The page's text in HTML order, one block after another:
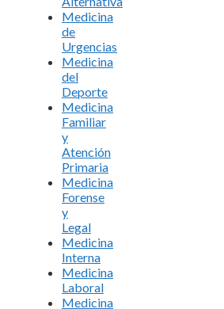
Medicina
de
Urgencias
Medicina
del
Deporte
Medicina
Familiar
y
Atención
Primaria
Medicina
Forense
y
Legal
Medicina
Interna
Medicina
Laboral
Medicina